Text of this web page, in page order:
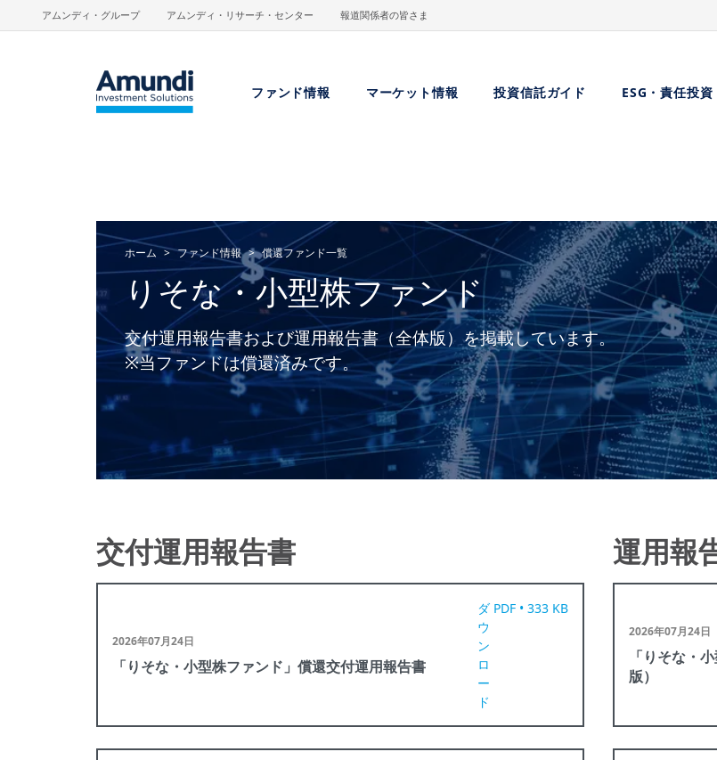
メインコンテンツに移動
アムンディ・グループ アムンディ・リサーチ・センター 報道関係者の皆さま
ファンド情報 マーケット情報 投資信託ガイド ESG・責任投資
ホーム ファンド情報 償還ファンド一覧
りそな・小型株ファンド
交付運用報告書および運用報告書（全体版）を掲載しています。
※当ファンドは償還済みです。
交付運用報告書
2026年07月24日
「りそな・小型株ファンド」償還交付運用報告書
ダ
ウ
ン
ロ
ー
ド
PDF • 333 KB
運用報
2026年07月24日
「りそな・
版）